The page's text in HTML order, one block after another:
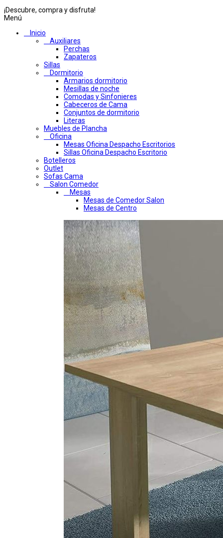
¡Descubre, compra y disfruta!
Menú
Inicio
Auxiliares
Perchas
Zapateros
Sillas
Dormitorio
Armarios dormitorio
Mesillas de noche
Comodas y Sinfonieres
Cabeceros de Cama
Conjuntos de dormitorio
Literas
Muebles de Plancha
Oficina
Mesas Oficina Despacho Escritorios
Sillas Oficina Despacho Escritorio
Botelleros
Outlet
Sofas Cama
Salon Comedor
Mesas
Mesas de Comedor Salon
Mesas de Centro